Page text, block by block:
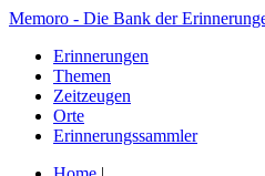
Memoro - Die Bank der
Erinnerungen
Themen
Zeitzeugen
Orte
Erinnerungssammler